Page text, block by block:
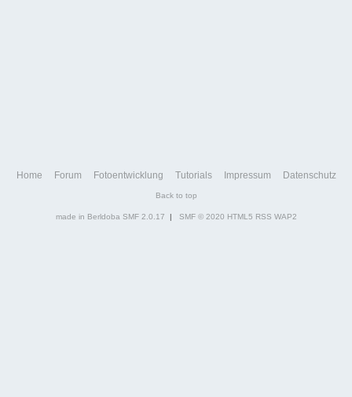
Home Forum Fotoentwicklung Tutorials Impressum Datenschutz
Back to top
made in Berldoba SMF 2.0.17 | SMF © 2020 HTML5 RSS WAP2